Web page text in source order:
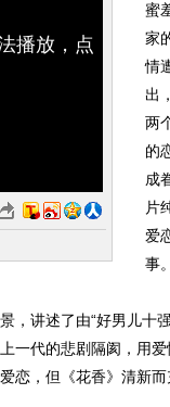
播放，点
蜜
家
情
出
两
的
成
片
爱
事。
讲述了由“好男儿十强
一代的悲剧隔阂，用
恋，但《花香》清新